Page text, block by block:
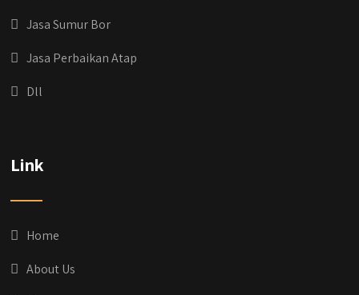
Jasa Sumur Bor
Jasa Perbaikan Atap
Dll
Link
Home
About Us